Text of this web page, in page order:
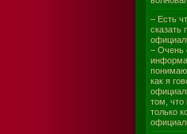
– Есть
сказать
– Очень
как я
том, что
только